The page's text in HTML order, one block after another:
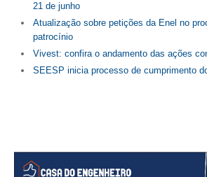
CONVÊNIOS
PLANO DE SAÚDE
COMUNICAÇÃO
21 de junho
Atualização sobre petições da Enel no
patrocínio
Vivest: confira o andamento das ações
SEESP inicia processo de cumprimento